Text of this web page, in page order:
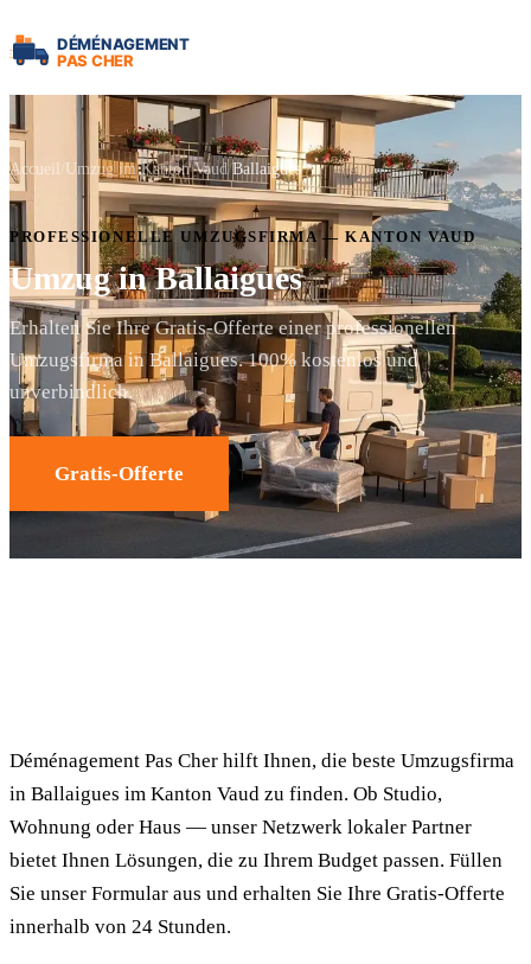
Accueil Umzug im Kanton Vaud Ballaigues
PROFESSIONELLE UMZUGSFIRMA — KANTON VAUD
Umzug in Ballaigues
Erhalten Sie Ihre Gratis-Offerte einer professionellen
Umzugsfirma in Ballaigues. 100% kostenlos und
unverbindlich.
Gratis-Offerte
Déménagement Pas Cher hilft Ihnen, die beste Umzugsfirma
in Ballaigues im Kanton Vaud zu finden. Ob Studio,
Wohnung oder Haus — unser Netzwerk lokaler Partner
bietet Ihnen Lösungen, die zu Ihrem Budget passen. Füllen
Sie unser Formular aus und erhalten Sie Ihre Gratis-Offerte
innerhalb von 24 Stunden.